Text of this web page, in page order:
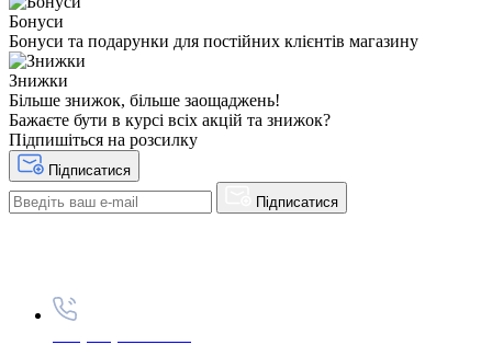
Бонуси
Бонуси та подарунки для постійних клієнтів магазину
Знижки
Більше знижок, більше заощаджень!
Бажаєте бути в курсі всіх акцій та знижок?
Підпишіться на розсилку
Підписатися
Підписатися